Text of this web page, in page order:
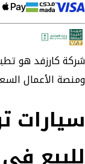
شركةكارزفدهو
ومنصة الأعمال